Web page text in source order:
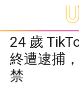
24 歲
終遭逮捕
禁